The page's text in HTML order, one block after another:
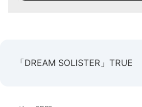
「DREAM SOLISTER」TRUE